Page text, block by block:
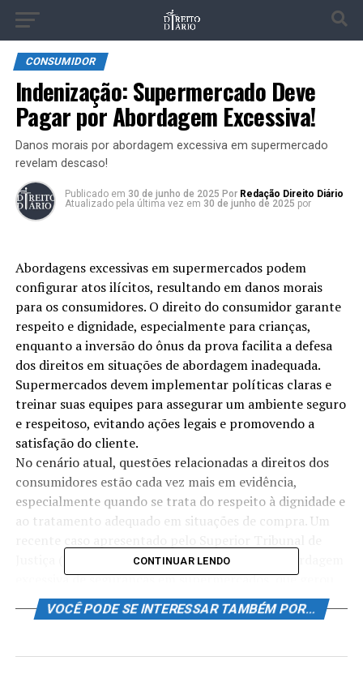
CONSUMIDOR
Indenização: Supermercado Deve
Pagar por Abordagem Excessiva!
Danos morais por abordagem excessiva em supermercado
revelam descaso!
Publicado em 30 de junho de 2025 Por Redação Direito Diário
Atualizado pela última vez em 30 de junho de 2025 por
Abordagens excessivas em supermercados podem
configurar atos ilícitos, resultando em danos morais
para os consumidores. O direito do consumidor garante
respeito e dignidade, especialmente para crianças,
enquanto a inversão do ônus da prova facilita a defesa
dos direitos em situações de abordagem inadequada.
Supermercados devem implementar políticas claras e
treinar suas equipes para assegurar um ambiente seguro
e respeitoso, evitando ações legais e promovendo a
satisfação do cliente.
No cenário atual, questões relacionadas a direitos dos
consumidores estão cada vez mais em evidência,
especialmente quando se trata do respeito à dignidade e
ao tratamento adequado em situações de compra. Um
Justiça (STJ) trouxe à tona a discussão sobre abordagem
excessiva de seguranças em supermercados, que gerou
danos morais a uma adolescente. Neste artigo, vamos
explorar como essas questões de justiça impactam tanto
destacando a importância de uma abordagem respeitosa
CONTINUAR LENDO
VOCÊ PODE SE INTERESSAR TAMBÉM POR...